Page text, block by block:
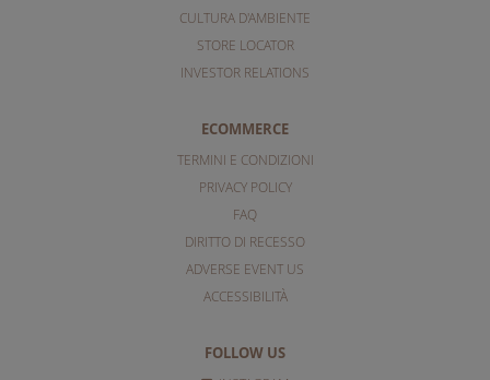
CULTURA D'AMBIENTE
STORE LOCATOR
INVESTOR RELATIONS
ECOMMERCE
TERMINI E CONDIZIONI
PRIVACY POLICY
FAQ
DIRITTO DI RECESSO
ADVERSE EVENT US
ACCESSIBILITÀ
FOLLOW US